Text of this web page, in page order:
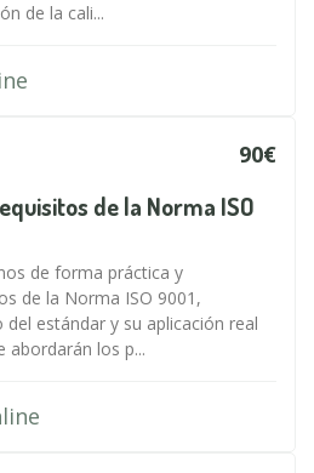
de la cali...
90€
de la Norma ISO
de forma práctica y
de la Norma ISO 9001,
estándar y su aplicación real
abordarán los p...